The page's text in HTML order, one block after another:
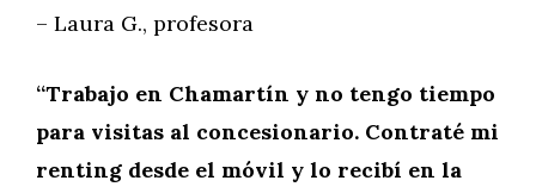
– Laura G., profesora
“Trabajo en Chamartín y no tengo tiempo
para visitas al concesionario. Contraté mi
renting desde el móvil y lo recibí en la